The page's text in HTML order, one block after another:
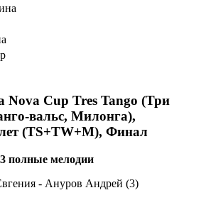
Nova Cup Tres Tango (Три
вальс, Милонга),
(TS+TW+M), Финал
3 полные мелодии
- Ануров Андрей (3)